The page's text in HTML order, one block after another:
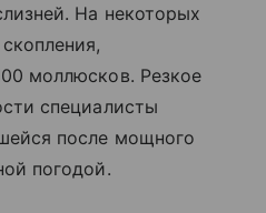
На некоторых
моллюсков. Резкое
специалисты
после мощного
погодой.